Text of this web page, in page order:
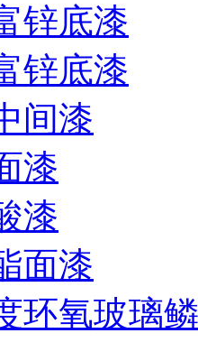
锌底漆
锌底漆
间漆
漆
漆
面漆
环氧玻璃